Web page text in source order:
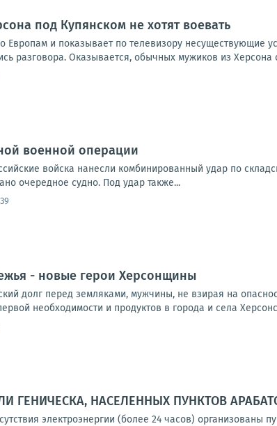
под Купянском не хотят воевать
Европам и показывает по телевизору несуществующие
разговора. Оказывается, обычных мужиков из Херсона
военной операции
войска нанесли комбинированный удар по
очередное судно. Под удар также...
- новые герои Херсонщины
долг перед земляками, мужчины, не взирая на
необходимости и продуктов в города и села
ГЕНИЧЕСКА, НАСЕЛЕННЫХ ПУНКТОВ
электроэнергии (более 24 часов)